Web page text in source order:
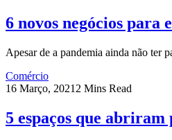
6 novos negócios para
Apesar de a pandemia ainda não ter
Comércio
16 Março, 2021 2 Mins Read
5 espaços que